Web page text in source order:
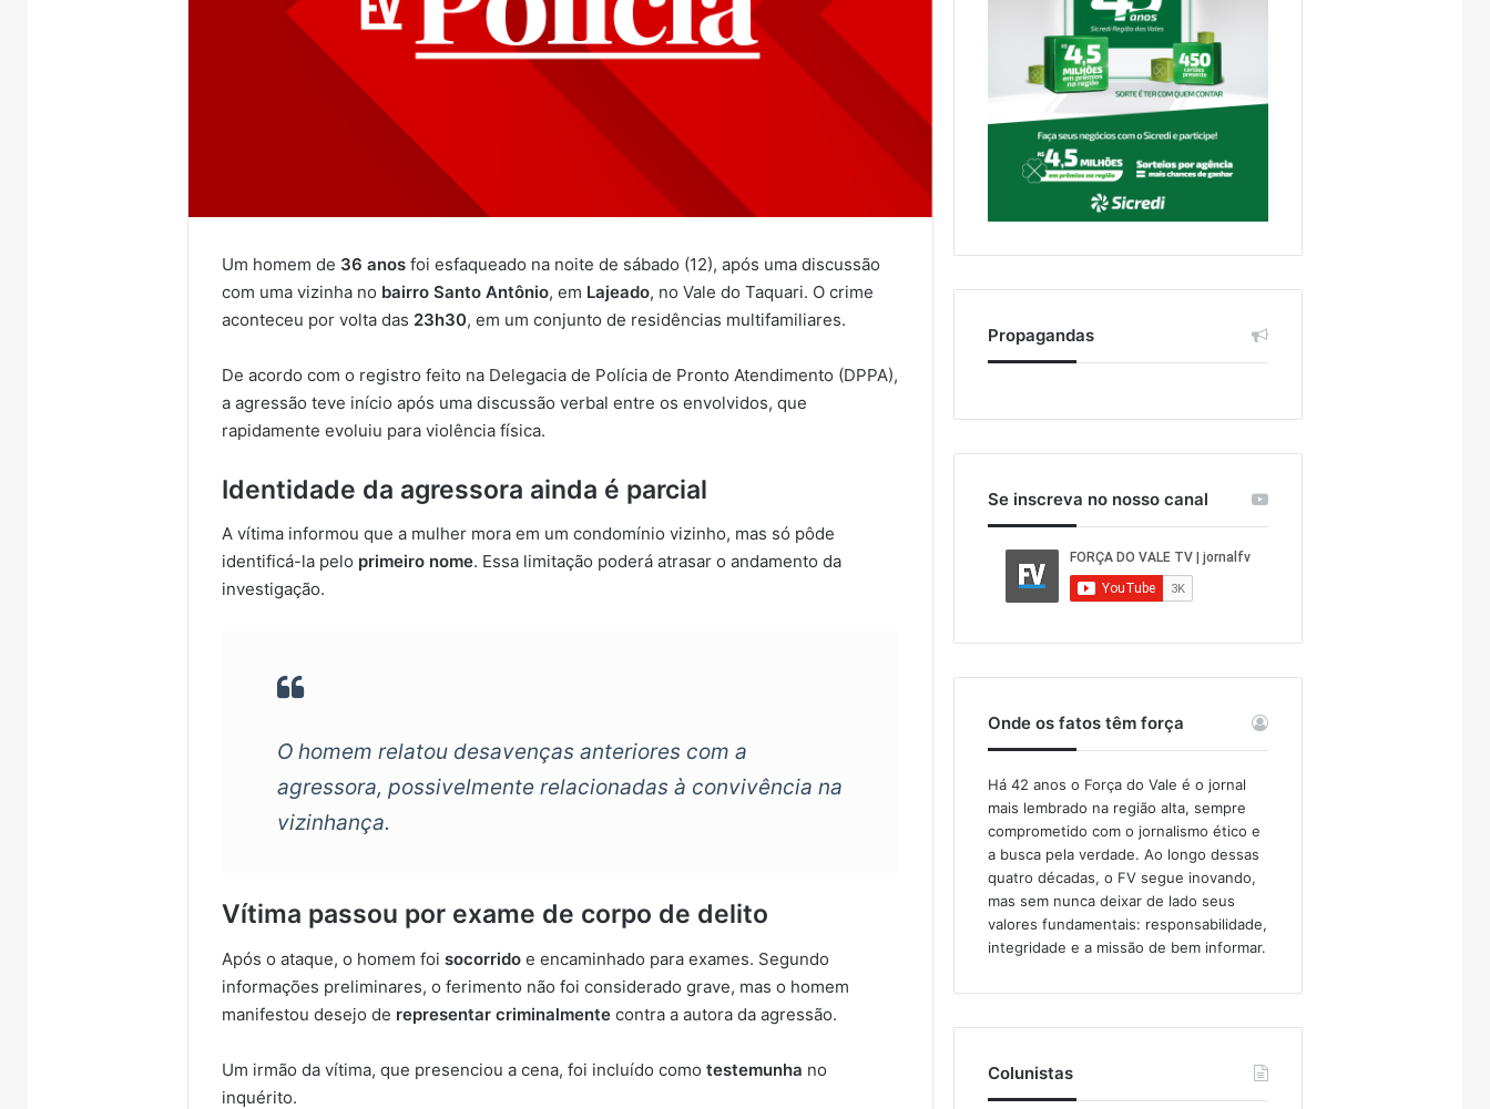
Um homem de 36 anos foi esfaqueado na noite de sábado (12), após uma discussão
com uma vizinha no bairro Santo Antônio, em Lajeado, no Vale do Taquari. O crime
aconteceu por volta das 23h30, em um conjunto de residências multifamiliares.
De acordo com o registro feito na Delegacia de Polícia de Pronto Atendimento (DPPA),
a agressão teve início após uma discussão verbal entre os envolvidos, que
rapidamente evoluiu para violência física.
Identidade da agressora ainda é parcial
A vítima informou que a mulher mora em um condomínio vizinho, mas só pôde
identificá-la pelo primeiro nome. Essa limitação poderá atrasar o andamento da
investigação.
O homem relatou desavenças anteriores com a
agressora, possivelmente relacionadas à convivência na
vizinhança.
Vítima passou por exame de corpo de delito
Após o ataque, o homem foisocorrido e encaminhado para exames. Segundo
informações preliminares, o ferimento não foi considerado grave, mas o homem
manifestou desejo de representar criminalmente contra a autora da agressão.
Um irmão da vítima, que presenciou a cena, foi incluído comotestemunha no
inquérito.
Propagandas
Se inscreva no nosso canal
Onde os fatos têm força
Há 42 anos o Força do Vale é o jornal
mais lembrado na região alta, sempre
comprometido com o jornalismo ético e
a busca pela verdade. Ao longo dessas
quatro décadas, o FV segue inovando,
mas sem nunca deixar de lado seus
valores fundamentais: responsabilidade,
integridade e a missão de bem informar.​
Colunistas